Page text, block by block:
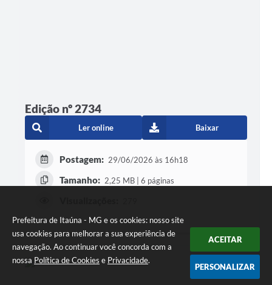
Prefeitura de Itaúna - MG e os cookies: nosso site
usa cookies para melhorar a sua experiência de
navegação. Ao continuar você concorda com a
nossa Política de Cookies e Privacidade.
ACEITAR
PERSONALIZAR
Edição nº 2734
Ler online Baixar
Postagem: 29/06/2026 às 16h18
Tamanho: 2,25 MB | 6 páginas